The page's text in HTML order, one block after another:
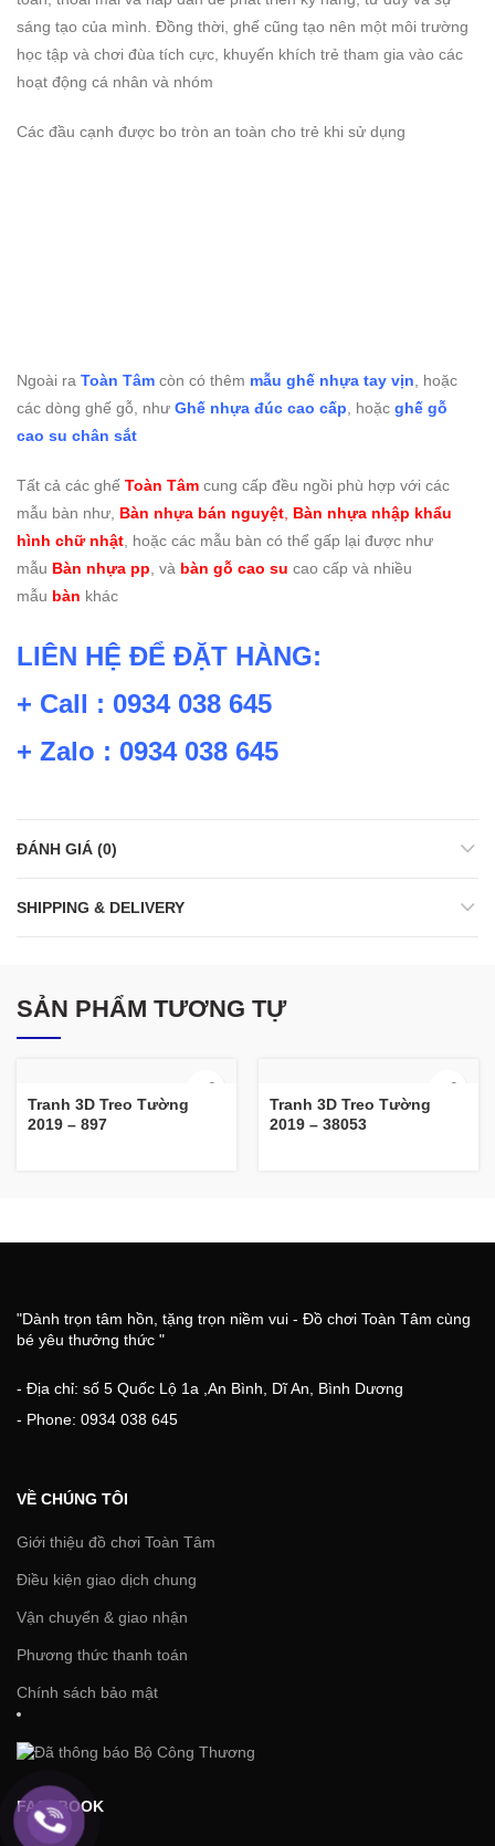
sáng tạo của mình. Đồng thời, ghế cũng tạo nên một môi trường
học tập và chơi đùa tích cực, khuyến khích trẻ tham gia vào các
hoạt động cá nhân và nhóm
Các đầu cạnh được bo tròn an toàn cho trẻ khi sử dụng
Ngoài ra Toàn Tâm còn có thêm mẫu ghế nhựa tay vịn , hoặc
các dòng ghế gỗ, như Ghế nhựa đúc cao cấp , hoặc ghế gỗ
cao su chân sắt
Tất cả các ghế Toàn Tâm cung cấp đều ngồi phù hợp với các
mẫu bàn như, Bàn nhựa bán nguyệt Bàn nhựa nhập khẩu
hình chữ nhật , hoặc các mẫu bàn có thể gấp lại được như
mẫu Bàn nhựa pp , và bàn gỗ cao su cao cấp và nhiều
mẫu bàn khác
LIÊN HỆ ĐỂ ĐẶT HÀNG:
+ Call : 0934 038 645
+ Zalo : 0934 038 645
ĐÁNH GIÁ (0)
SHIPPING & DELIVERY
SẢN PHẨM TƯƠNG TỰ
Tranh 3D Treo Tường
2019 – 897
Tranh 3D Treo Tường
2019 – 38053
"Dành trọn tâm hồn, tặng trọn niềm vui - Đồ chơi Toàn Tâm cùng
bé yêu thưởng thức "
- Địa chỉ: số 5 Quốc Lộ 1a ,An Bình, Dĩ An, Bình Dương
- Phone: 0934 038 645
VỀ CHÚNG TÔI
Giới thiệu đồ chơi Toàn Tâm
Điều kiện giao dịch chung
Vận chuyển & giao nhận
Phương thức thanh toán
Chính sách bảo mật
FACEBOOK